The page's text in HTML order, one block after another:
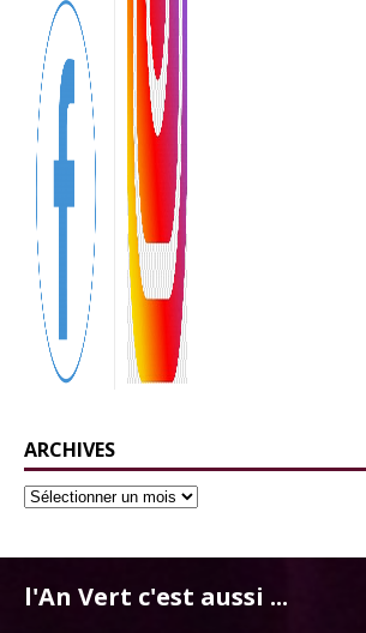
ARCHIVES
l'An Vert c'est aussi ...